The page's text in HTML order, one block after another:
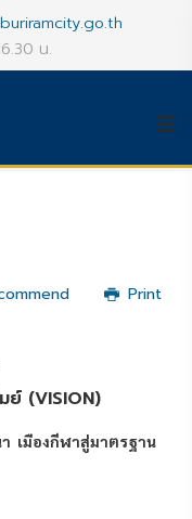
น.
Print
ย์ (VISION)
เมืองกีฬาสู่มาตรฐาน